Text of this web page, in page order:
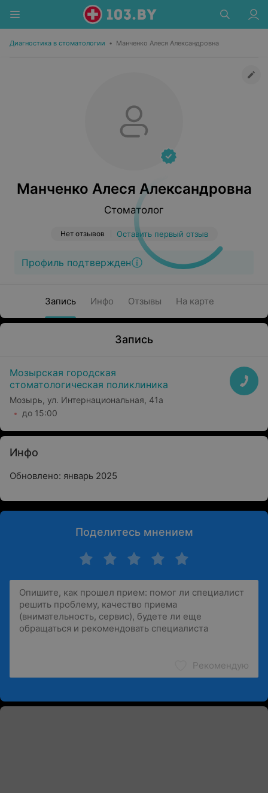
Диагностика в стоматологии • Манченко Алеся Александровна
Манченко Алеся Александровна
Стоматолог
Нет отзывов Оставить первый отзыв
Профиль подтвержден
Запись Инфо Отзывы На карте
Запись
Мозырская городская
стоматологическая поликлиника
Мозырь, ул. Интернациональная, 41а
до 15:00
Инфо
Обновлено: январь 2025
Поделитесь мнением
Рекомендую